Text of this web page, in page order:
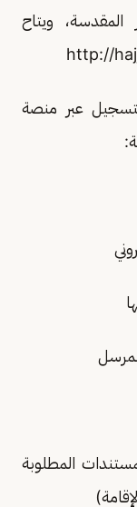
المقدسة، ويتاح
عبر منصة
المطلوبة